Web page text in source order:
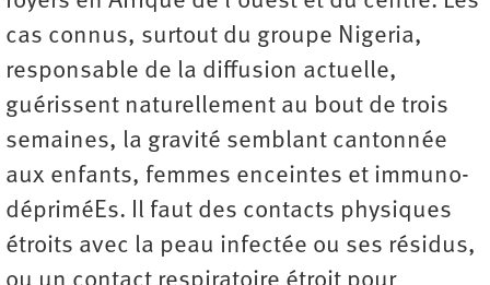
cas connus, surtout du groupe Nigeria,
responsable de la diffusion actuelle,
guérissent naturellement au bout de trois
semaines, la gravité semblant cantonnée
aux enfants, femmes enceintes et immuno-
dépriméEs. Il faut des contacts physiques
étroits avec la peau infectée ou ses résidus,